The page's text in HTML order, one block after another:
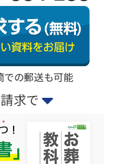
での郵送も可能
求で